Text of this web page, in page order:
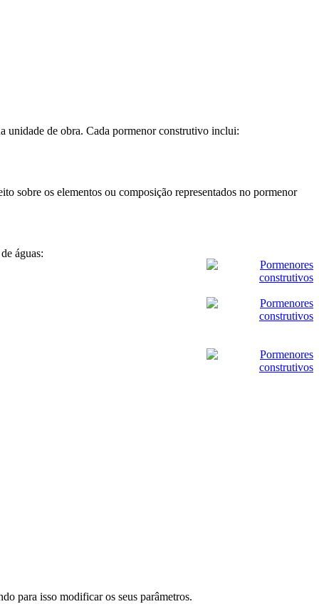
unidade de obra. Cada pormenor construtivo inclui:
sobre os elementos ou composição representados no pormenor
águas:
para isso modificar os seus parâmetros.